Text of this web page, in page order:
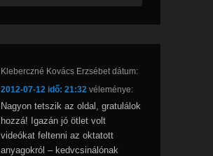
Kleberczné Kovács Erzsébet dátum:
2012-07-12 idő: 21:32 véleménye:
Nagyon tetszik az oldal, gratulálok
hozzá! Igazán jó ötlet volt
videókat feltenni az oktatott
anyagokról – kedvcsinálónak